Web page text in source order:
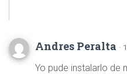
Andres Peralta ·
Yo pude instalarlo de